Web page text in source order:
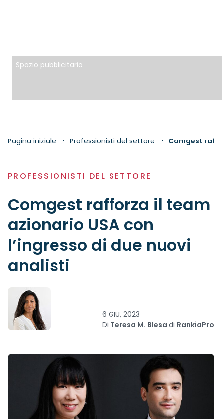
Spazio pubblicitario
Pagina iniziale Professionisti del settore Comgest
PROFESSIONISTI DEL SETTORE
Comgest rafforza il team
azionario USA con
l’ingresso di due nuovi
analisti
6 GIU, 2023
Di Teresa M. Blesa di RankiaPro